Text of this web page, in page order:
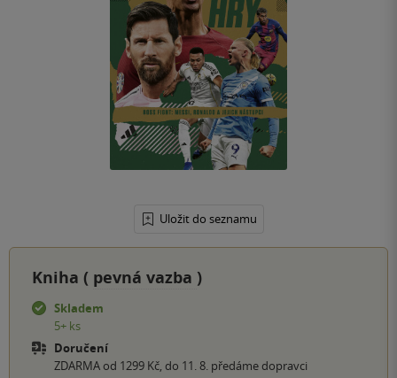
Uložit do seznamu
Kniha ( pevná vazba )
Skladem
5+ ks
Doručení
ZDARMA od 1299 Kč, do 11. 8. předáme dopravci